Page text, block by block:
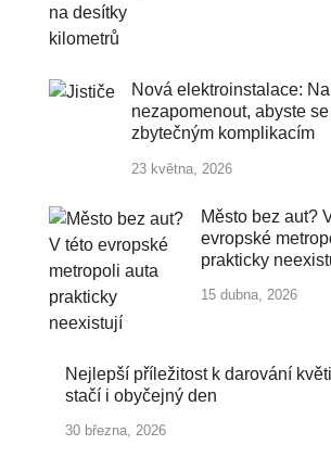
Nová elektroinstalace:
nezapomenout, abyste
zbytečným komplikacím
23 května, 2026
Město bez aut?
evropské
prakticky
15 dubna, 2026
Nejlepší příležitost k darování
stačí i obyčejný den
30 března, 2026